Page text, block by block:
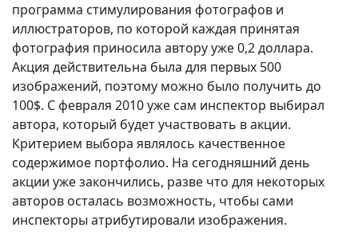
программа стимулирования фотографов и
иллюстраторов, по которой каждая принятая
фотография приносила автору уже 0,2 доллара.
Акция действительна была для первых 500
изображений, поэтому можно было получить до
100$. С февраля 2010 уже сам инспектор выбирал
автора, который будет участвовать в акции.
Критерием выбора являлось качественное
содержимое портфолио. На сегодняшний день
акции уже закончились, разве что для некоторых
авторов осталась возможность, чтобы сами
инспекторы атрибутировали изображения.